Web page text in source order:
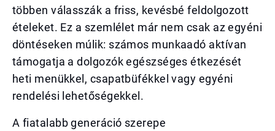
többen válasszák a friss, kevésbé feldolgozott
ételeket. Ez a szemlélet már nem csak az egyéni
döntéseken múlik: számos munkaadó aktívan
támogatja a dolgozók egészséges étkezését
heti menükkel, csapatbüfékkel vagy egyéni
rendelési lehetőségekkel.
A fiatalabb generáció szerepe